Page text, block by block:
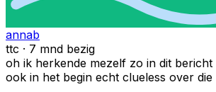
annab
ttc · 7 mnd bezig
oh ik herkende mezelf zo in dit bericht
ook in het begin echt clueless over die